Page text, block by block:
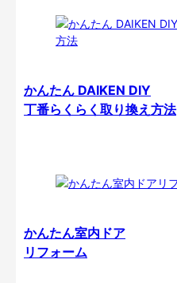
かんたん DAIKEN DIY
丁番らくらく取り換え方法
かんたん室内ドア
リフォーム